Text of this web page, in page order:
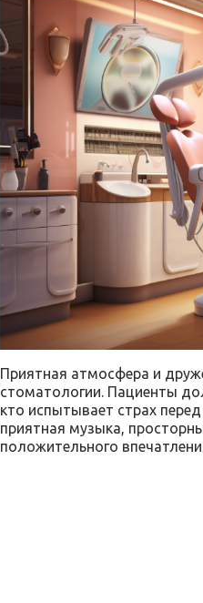
Приятная атмосфера и
стоматологии. Пациенты
кто испытывает страх
приятная музыка,
положительного